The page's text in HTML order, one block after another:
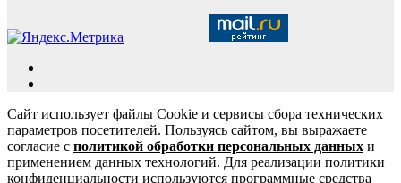
Сайт использует файлы Cookie и сервисы сбора технических
параметров посетителей. Пользуясь сайтом, вы выражаете
согласие с политикой обработки персональных данных и
применением данных технологий. Для реализации политики
конфиденциальности используются программные средства